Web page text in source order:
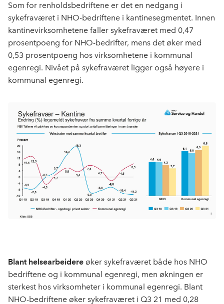
Som for renholdsbedriftene er det en nedgang i
sykefraværet i NHO-bedriftene i kantinesegmentet. Innen
kantinevirksomhetene faller sykefraværet med 0,47
prosentpoeng for NHO-bedrifter, mens det øker med
0,53 prosentpoeng hos virksomhetene i kommunal
egenregi. Nivået på sykefraværet ligger også høyere i
kommunal egenregi.
Blant helsearbeidere øker sykefraværet både hos NHO
bedriftene og i kommunal egenregi, men økningen er
sterkest hos virksomheter i kommunal egenregi. Blant
NHO-bedriftene øker sykefraværet i Q3 21 med 0,28